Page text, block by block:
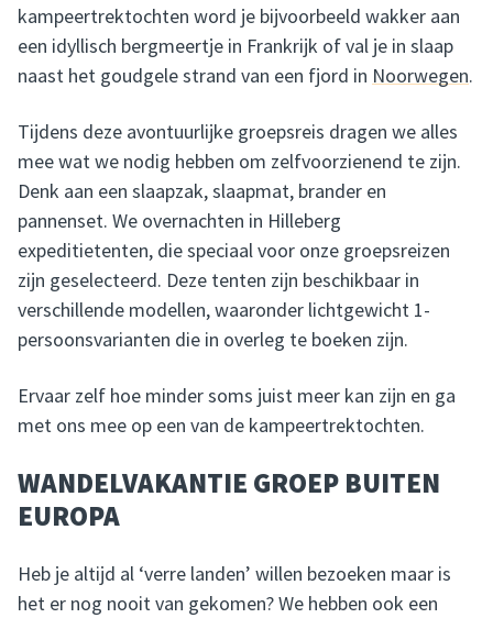
kampeertrektochten word je bijvoorbeeld wakker aan
een idyllisch bergmeertje in Frankrijk of val je in slaap
naast het goudgele strand van een fjord in Noorwegen.
Tijdens deze avontuurlijke groepsreis dragen we alles
mee wat we nodig hebben om zelfvoorzienend te zijn.
Denk aan een slaapzak, slaapmat, brander en
pannenset. We overnachten in Hilleberg
expeditietenten, die speciaal voor onze groepsreizen
zijn geselecteerd. Deze tenten zijn beschikbaar in
verschillende modellen, waaronder lichtgewicht 1-
persoonsvarianten die in overleg te boeken zijn.
Ervaar zelf hoe minder soms juist meer kan zijn en ga
met ons mee op een van de kampeertrektochten.
WANDELVAKANTIE GROEP BUITEN
EUROPA
Heb je altijd al ‘verre landen’ willen bezoeken maar is
het er nog nooit van gekomen? We hebben ook een